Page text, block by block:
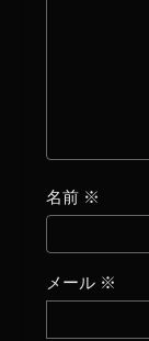
名前 ※
メール ※